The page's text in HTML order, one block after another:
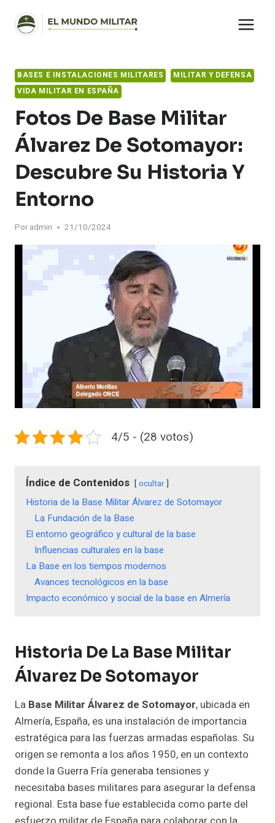
contenido
BASES E INSTALACIONES MILITARES
MILITAR Y DEFENSA
VIDA MILITAR EN ESPAÑA
Fotos De Base Militar
Álvarez De Sotomayor:
Descubre Su Historia Y
Entorno
Por admin 21/10/2024
4/5 - (28 votos)
Índice de Contenidos ocultar
Historia de la Base Militar Álvarez de Sotomayor
La Fundación de la Base
El entorno geográfico y cultural de la base
Influencias culturales en la base
La Base en los tiempos modernos
Avances tecnológicos en la base
Impacto económico y social de la base en Almería
Historia De La Base Militar
Álvarez De Sotomayor
La Base Militar Álvarez de Sotomayor, ubicada en
Almería, España, es una instalación de importancia
estratégica para las fuerzas armadas españolas. Su
origen se remonta a los años 1950, en un contexto
donde la Guerra Fría generaba tensiones y
necesitaba bases militares para asegurar la defensa
regional. Esta base fue establecida como parte del